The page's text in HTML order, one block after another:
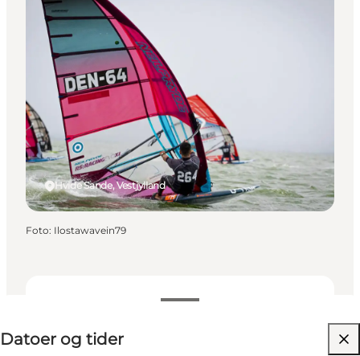
Datoer og tider
Besøg hjemmeside
Hvide Sande, Vestjylland
Foto: Ilostawavein79